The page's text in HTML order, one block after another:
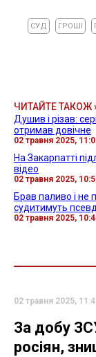
СУД ГРОШІ
ЧИТАЙТЕ ТАКОЖ
Душив і різав:
отримав довічне
02 травня 2025,
На Закарпатті
відео
02 травня 2025,
Брав паливо і
судитимуть
02 травня 2025,
02 травня 2025,
За добу
росіян,